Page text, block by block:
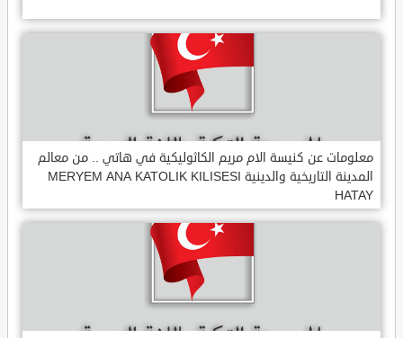
معلومات عن كنيسة الام مريم الكاثوليكية في هاتي .. من معالم
المدينة التاريخية والدينية MERYEM ANA KATOLIK KILISESI
HATAY